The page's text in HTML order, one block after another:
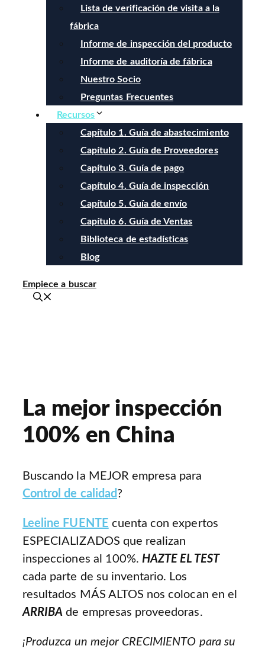
Lista de verificación de visita a la
fábrica
Informe de inspección del producto
Informe de auditoría de fábrica
Nuestro Socio
Preguntas Frecuentes
Recursos
Capítulo 1. Guía de abastecimiento
Capítulo 2. Guía de Proveedores
Capítulo 3. Guía de pago
Capítulo 4. Guía de inspección
Capítulo 5. Guía de envío
Capítulo 6. Guía de Ventas
Biblioteca de estadísticas
Blog
Empiece a buscar
La mejor inspección
100% en China
Buscando la MEJOR empresa para
Control de calidad ?
Leeline FUENTE cuenta con expertos
ESPECIALIZADOS que realizan
inspecciones al 100%.HAZTE EL TEST
cada parte de su inventario. Los
resultados MÁS ALTOS nos colocan en el
ARRIBA de empresas proveedoras.
¡Produzca un mejor CRECIMIENTO para su